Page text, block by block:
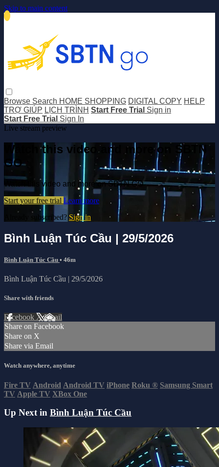
Skip to main content
Browse Search HOME SHOPPING DIGITAL COPY HELP
TRỢ GIÚP LỊCH TRÌNH Start Free Trial Sign in
Start Free Trial Sign In
Live stream preview
Watch this video and more on SBTN
GO
Watch this video and more on SBTN GO
Start your free trial Learn more
Already subscribed? Sign in
Bình Luận Túc Cầu | 29/5/2026
Bình Luận Túc Cầu • 46m
Bình Luận Túc Cầu | 29/5/2026
Share with friends
Facebook XEmail
Share on Facebook
Share on X
Share via Email
Watch anywhere, anytime
Fire TV Android Android TV iPhone Roku ® Samsung Smart
TV Apple TV XBox One
Up Next in Bình Luận Túc Cầu